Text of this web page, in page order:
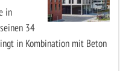
in
34
in Kombination mit Beton